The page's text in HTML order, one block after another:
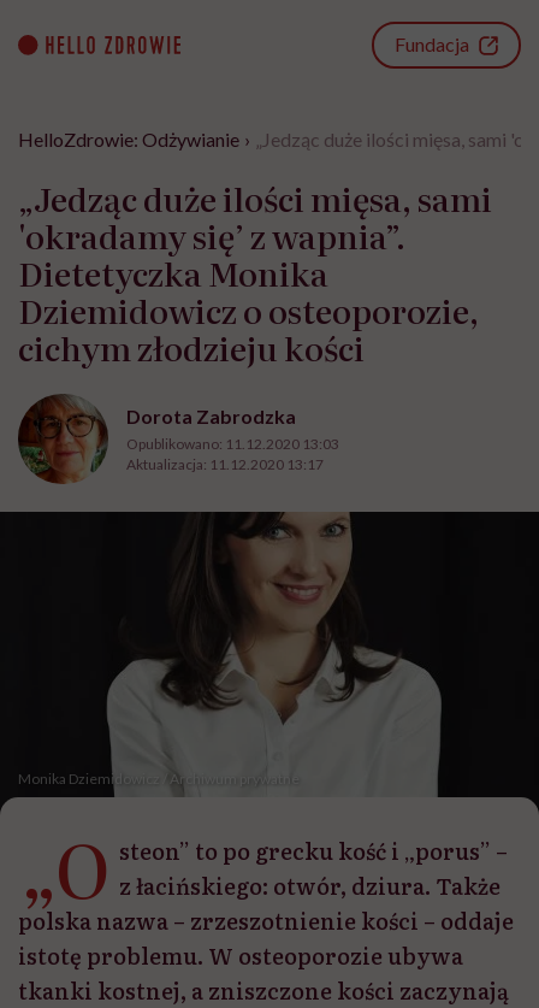
content
Fundacja
HelloZdrowie: Odżywianie › „Jedząc duże ilości mięsa, sami
„Jedząc duże ilości mięsa, sami
'okradamy się’ z wapnia”.
Dietetyczka Monika
Dziemidowicz o osteoporozie,
cichym złodzieju kości
Dorota Zabrodzka
Opublikowano: 11.12.2020 13:03
Aktualizacja: 11.12.2020 13:17
Monika Dziemidowicz / Archiwum prywatne
„O steon” to po grecku kość i „porus” –
z łacińskiego: otwór, dziura. Także
polska nazwa – zrzeszotnienie kości – oddaje
istotę problemu. W osteoporozie ubywa
tkanki kostnej, a zniszczone kości zaczynają